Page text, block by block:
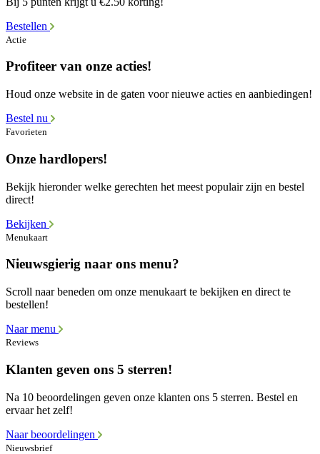
Bestellen
Actie
Profiteer van onze acties!
Houd onze website in de gaten voor nieuwe acties en aanbiedingen!
Bestel nu
Favorieten
Onze hardlopers!
Bekijk hieronder welke gerechten het meest populair zijn en bestel
direct!
Bekijken
Menukaart
Nieuwsgierig naar ons menu?
Scroll naar beneden om onze menukaart te bekijken en direct te
bestellen!
Naar menu
Reviews
Klanten geven ons 5 sterren!
Na 10 beoordelingen geven onze klanten ons 5 sterren. Bestel en
ervaar het zelf!
Naar beoordelingen
Nieuwsbrief